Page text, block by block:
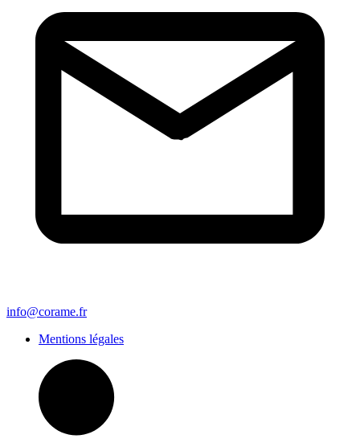
info@corame.fr
Mentions légales